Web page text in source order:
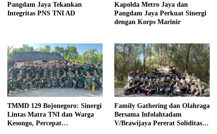
Pangdam Jaya Tekankan
Integritas PNS TNI AD
Kapolda Metro Jaya dan
Pangdam Jaya Perkuat Sinergi
dengan Korps Marinir
TMMD 129 Bojonegoro: Sinergi
Lintas Matra TNI dan Warga
Kesongo, Percepat
Family Gathering dan Olahraga
Bersama Infolahtadam
V/Brawijaya Pererat Soliditas